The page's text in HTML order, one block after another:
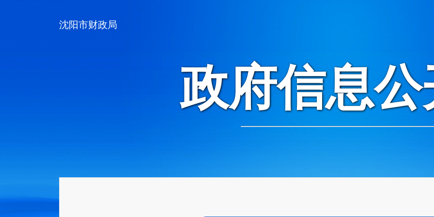
沈阳市财政局
政府信息公